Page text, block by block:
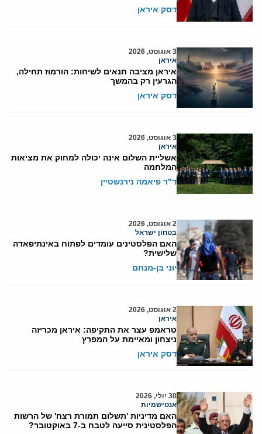
דסק איראן
3 אוגוסט, 2026
איראן
איראן מציבה תנאים לשיחות: הורמוז תחילה,
הגרעין רק בהמשך
דסק איראן
3 אוגוסט, 2026
איראן
אשליית השלום אינה יכולה למחוק את מציאות
המלחמה
ד"ר פיאמה נירנשטיין
2 אוגוסט, 2026
בטחון ישראל
האם הפלסטינים עומדים לפתוח באינתיפאדה
שלישית?
יוני בן-מנחם
2 אוגוסט, 2026
איראן
טראמפ עצר את התקיפה: איראן מכריזה
ניצחון ומאיימת על המפרץ
דסק איראן
30 יולי, 2026
אנטישמיות
האם מדיניות 'תשלום תמורת רצח' של הרשות
הפלסטינית סייעה לטבח ב-7 באוקטובר?